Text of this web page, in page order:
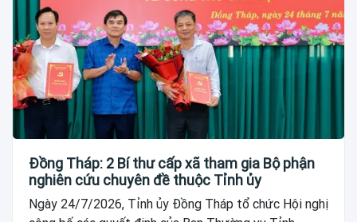
Đồng Tháp: 2 Bí thư cấp xã tham gia Bộ phận
nghiên cứu chuyên đề thuộc Tỉnh ủy
Ngày 24/7/2026, Tỉnh ủy Đồng Tháp tổ chức Hội nghị